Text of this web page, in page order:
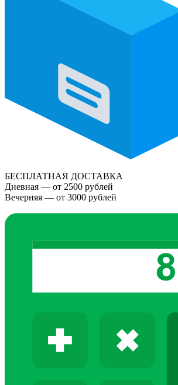
БЕСПЛАТНАЯ ДОСТАВКА
Дневная — от 2500 рублей
Вечерняя — от 3000 рублей